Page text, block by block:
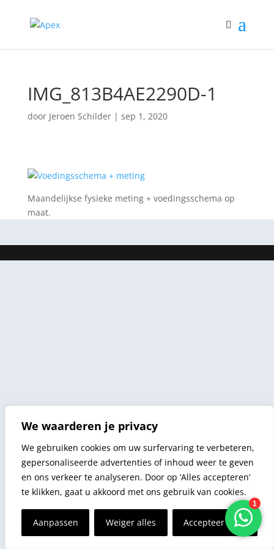
We waarderen je privacy
We gebruiken cookies om uw surfervaring te verbeteren,
gepersonaliseerde advertenties of inhoud weer te geven
en ons verkeer te analyseren. Door op ‘Alles accepteren’
te klikken, gaat u akkoord met ons gebruik van cookies.
Aanpassen Weiger alles Accepteer alles
IMG_813B4AE2290D-1
door Jeroen Schilder| sep 1, 2020
Maandelijkse fysieke meting + voedingsschema op
maat.